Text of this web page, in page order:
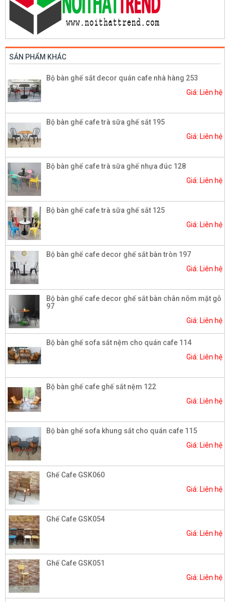
SẢN PHẨM KHÁC
Bộ bàn ghế sắt decor quán cafe nhà hàng 253
Giá: Liên hệ
Bộ bàn ghế cafe trà sữa ghế sắt 195
Giá: Liên hệ
Bộ bàn ghế cafe trà sữa ghế nhựa đúc 128
Giá: Liên hệ
Bộ bàn ghế cafe trà sữa ghế sắt 125
Giá: Liên hệ
Bộ bàn ghế cafe decor ghế sắt bàn tròn 197
Giá: Liên hệ
Bộ bàn ghế cafe decor ghế sắt bàn chân nôm mặt gỗ
97
Giá: Liên hệ
Bộ bàn ghế sofa sắt nệm cho quán cafe 114
Giá: Liên hệ
Bộ bàn ghế cafe ghế sắt nệm 122
Giá: Liên hệ
Bộ bàn ghế sofa khung sắt cho quán cafe 115
Giá: Liên hệ
Ghế Cafe GSK060
Giá: Liên hệ
Ghế Cafe GSK054
Giá: Liên hệ
Ghế Cafe GSK051
Giá: Liên hệ